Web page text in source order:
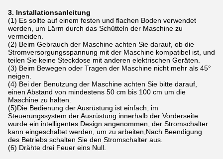
3. Installationsanleitung
(1) Es sollte auf einem festen und flachen Boden verwendet
werden, um Lärm durch das Schütteln der Maschine zu
vermeiden.
(2) Beim Gebrauch der Maschine achten Sie darauf, ob die
Stromversorgungsspannung mit der Maschine kompatibel ist, und
teilen Sie keine Steckdose mit anderen elektrischen Geräten.
(3) Beim Bewegen oder Tragen der Maschine nicht mehr als 45°
neigen.
(4) Bei der Benutzung der Maschine achten Sie bitte darauf,
einen Abstand von mindestens 50 cm bis 100 cm um die
Maschine zu halten.
(5)Die Bedienung der Ausrüstung ist einfach, im
Steuerungssystem der Ausrüstung innerhalb der Vorderseite
wurde ein intelligentes Design angenommen, der Stromschalter
kann eingeschaltet werden, um zu arbeiten,Nach Beendigung
des Betriebs schalten Sie den Stromschalter aus.
(6) Drähte drei Feuer eins Null.